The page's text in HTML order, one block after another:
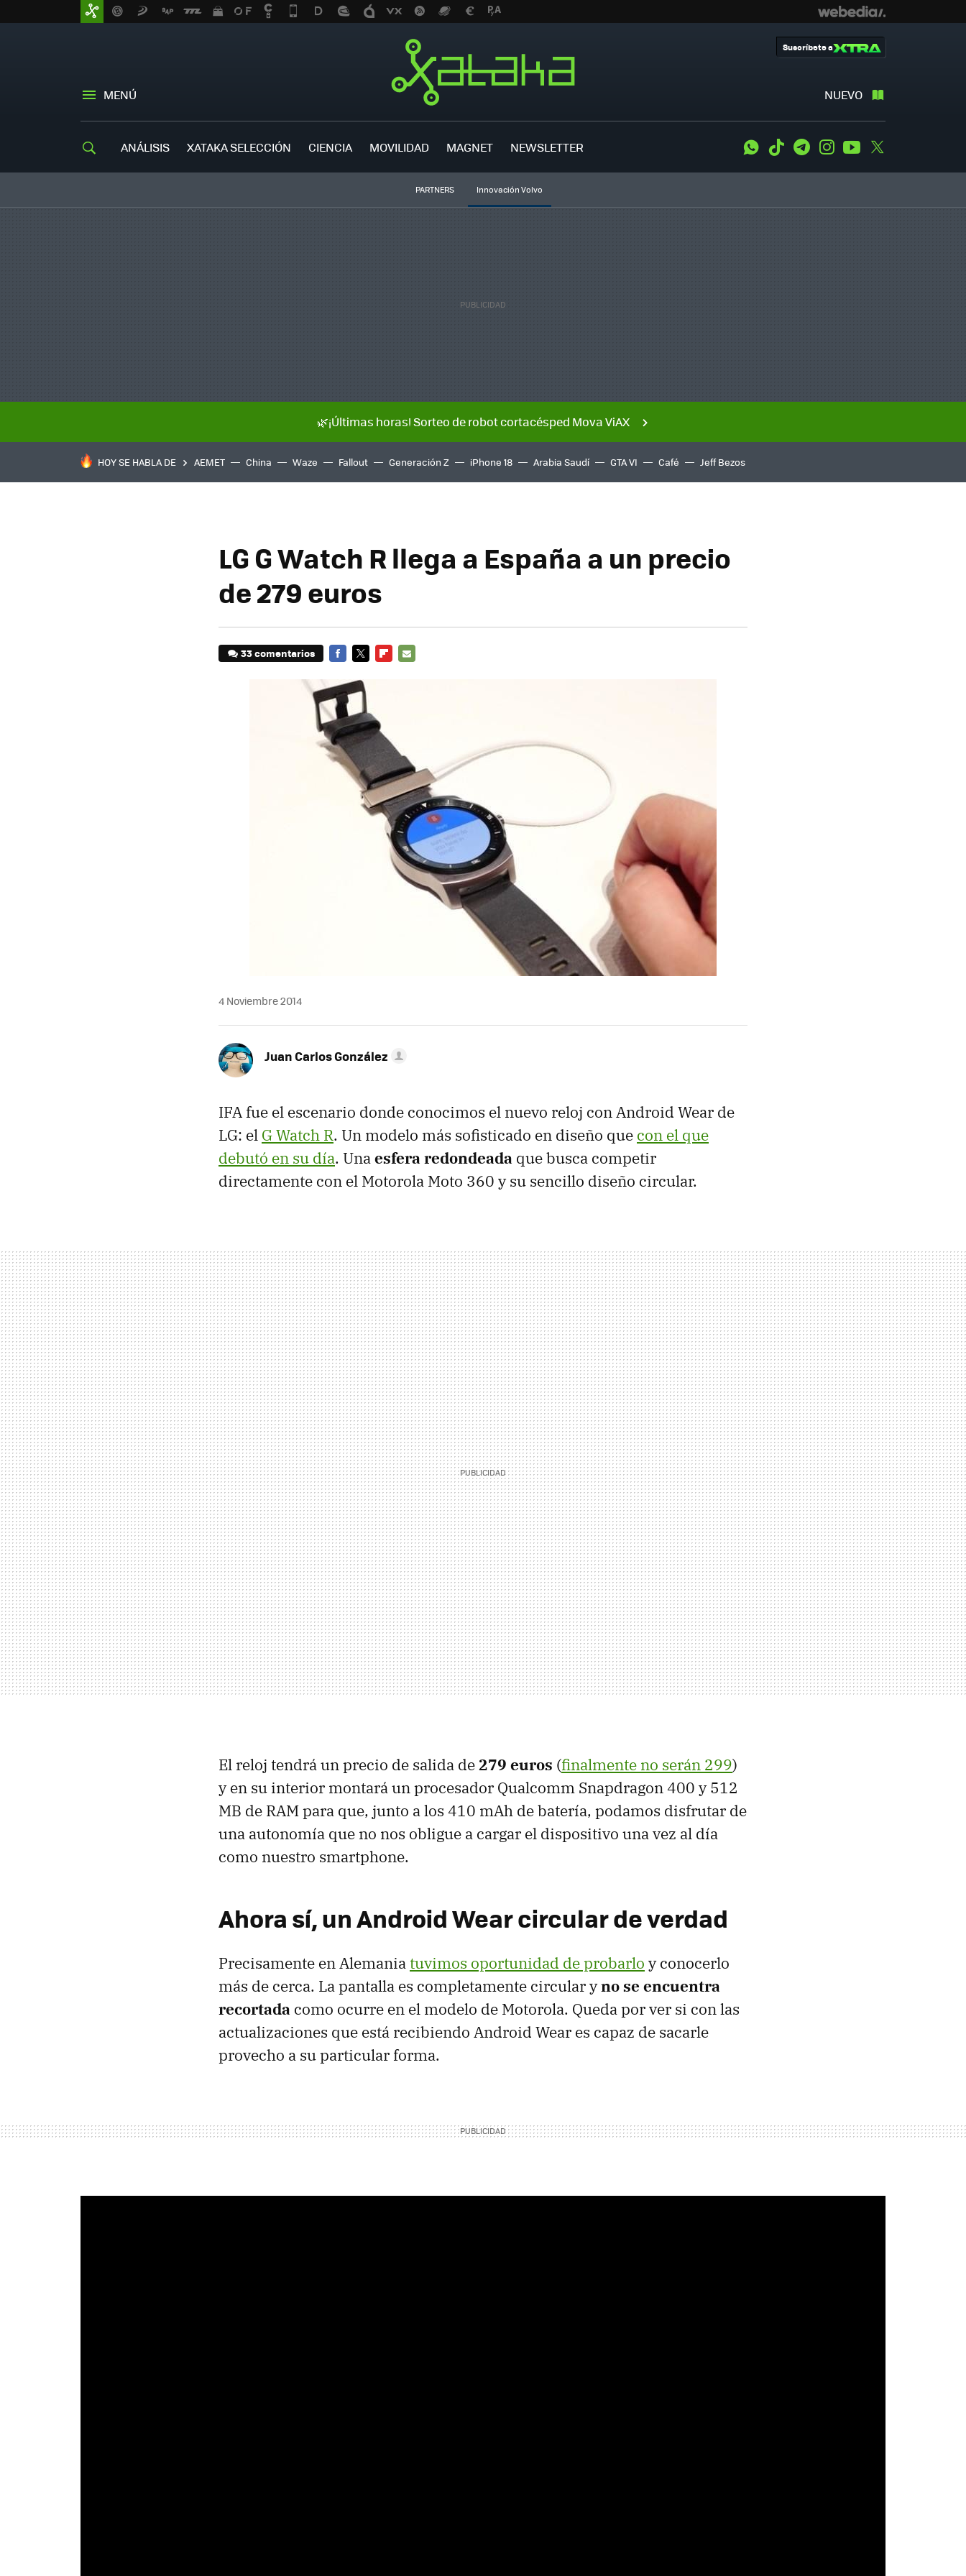
MENÚ NUEVO
Suscríbete a
ANÁLISIS XATAKA SELECCIÓN CIENCIA MOVILIDAD MAGNET NEWSLETTER WhatsApp
Tiktok TelegramInstagramYoutube
PARTNERS Innovación Volvo
🌿¡Últimas horas! Sorteo de robot cortacésped Mova ViAX
HOY SE HABLA DE AEMET China Waze Fallout Generación Z iPhone 18 Arabia Saudí GTA VI Café Jeff Bezos
LG G Watch R llega a España a un precio
de 279 euros
33 comentarios
4 Noviembre 2014
Juan Carlos González
IFA fue el escenario donde conocimos el nuevo reloj con Android Wear de
LG: el G Watch R. Un modelo más sofisticado en diseño que con el que
debutó en su día. Unaesfera redondeada que busca competir
directamente con el Motorola Moto 360 y su sencillo diseño circular.
El reloj tendrá un precio de salida de279 euros (finalmente no serán 299)
y en su interior montará un procesador Qualcomm Snapdragon 400 y 512
MB de RAM para que, junto a los 410 mAh de batería, podamos disfrutar de
una autonomía que no nos obligue a cargar el dispositivo una vez al día
como nuestro smartphone.
Ahora sí, un Android Wear circular de verdad
Precisamente en Alemaniatuvimos oportunidad de probarlo y conocerlo
más de cerca. La pantalla es completamente circular yno se encuentra
recortada como ocurre en el modelo de Motorola. Queda por ver si con las
actualizaciones que está recibiendo Android Wear es capaz de sacarle
provecho a su particular forma.